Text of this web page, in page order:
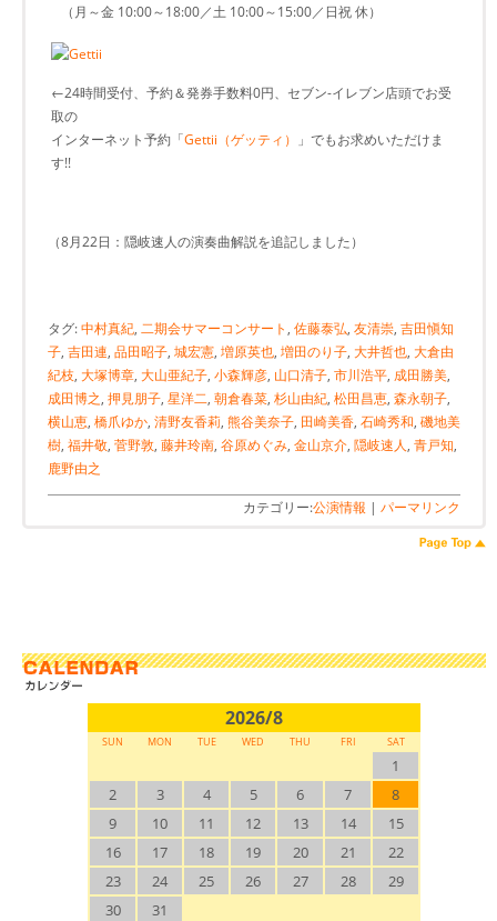
（月～金 10:00～18:00／土 10:00～15:00／日祝 休）
←24時間受付、予約＆発券手数料0円、セブン-イレブン店頭でお受
取の
インターネット予約「Gettii（ゲッティ） 」でもお求めいただけま
す!!
（8月22日：隠岐速人の演奏曲解説を追記しました）
タグ:中村真紀, 二期会サマーコンサート, 佐藤泰弘, 友清崇, 吉田愼知
子, 吉田連, 品田昭子, 城宏憲, 増原英也, 増田のり子, 大井哲也, 大倉由
紀枝, 大塚博章, 大山亜紀子, 小森輝彦, 山口清子, 市川浩平, 成田勝美,
成田博之, 押見朋子, 星洋二, 朝倉春菜, 杉山由紀, 松田昌恵, 森永朝子,
横山恵, 橋爪ゆか, 清野友香莉, 熊谷美奈子, 田崎美香, 石崎秀和, 磯地美
樹, 福井敬, 菅野敦, 藤井玲南, 谷原めぐみ, 金山京介, 隠岐速人, 青戸知,
鹿野由之
カテゴリー:公演情報 | パーマリンク
2026/8
SUN MON TUE WED THU FRI SAT
1
2
3 4 5 6 7
8
9
10 11 12 13 14
15
16
17 18 19 20 21
22
23
24 25 26 27 28
29
30
31